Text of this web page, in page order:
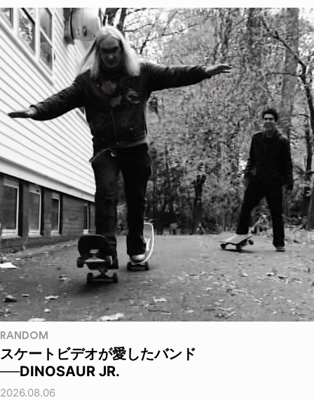
RANDOM
スケートビデオが愛したバンド
──DINOSAUR JR.
2026.08.06